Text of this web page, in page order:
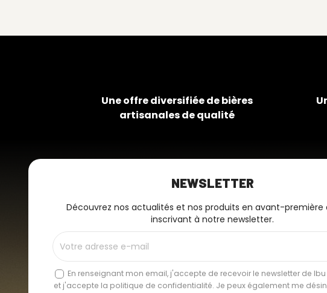
Une offre diversifiée de bières
artisanales de qualité
NEWSLETTER
Découvrez nos actualités et nos produits en avant-première
inscrivant à notre newsletter.
En renseignant mon email, j'accepte de recevoir le newsletter de
et j'accepte la politique de confidentialité. Je peux également me